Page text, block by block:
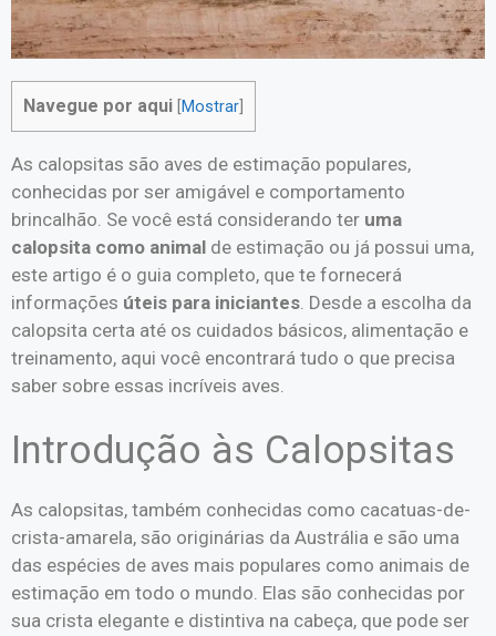
Navegue por aqui Mostrar
As calopsitas são aves de estimação populares,
conhecidas por ser amigável e comportamento
brincalhão. Se você está considerando ter uma
calopsita como animal de estimação ou já possui uma,
este artigo é o guia completo, que te fornecerá
informações úteis para iniciantes . Desde a escolha da
calopsita certa até os cuidados básicos, alimentação e
treinamento, aqui você encontrará tudo o que precisa
saber sobre essas incríveis aves.
Introdução às Calopsitas
As calopsitas, também conhecidas como cacatuas-de-
crista-amarela, são originárias da Austrália e são uma
das espécies de aves mais populares como animais de
estimação em todo o mundo. Elas são conhecidas por
sua crista elegante e distintiva na cabeça, que pode ser